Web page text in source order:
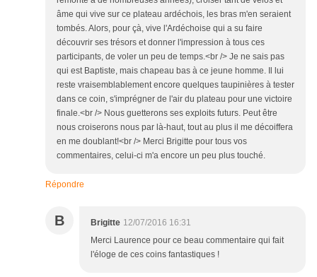
âme qui vive sur ce plateau ardéchois, les bras m'en seraient
tombés. Alors, pour çà, vive l'Ardéchoise qui a su faire
découvrir ses trésors et donner l'impression à tous ces
participants, de voler un peu de temps.<br /> Je ne sais pas
qui est Baptiste, mais chapeau bas à ce jeune homme. Il lui
reste vraisemblablement encore quelques taupinières à tester
dans ce coin, s'imprégner de l'air du plateau pour une victoire
finale.<br /> Nous guetterons ses exploits futurs. Peut être
nous croiserons nous par là-haut, tout au plus il me décoiffera
en me doublant!<br /> Merci Brigitte pour tous vos
commentaires, celui-ci m'a encore un peu plus touché.
Répondre
B Brigitte 12/07/2016 16:31
Merci Laurence pour ce beau commentaire qui fait
l'éloge de ces coins fantastiques !